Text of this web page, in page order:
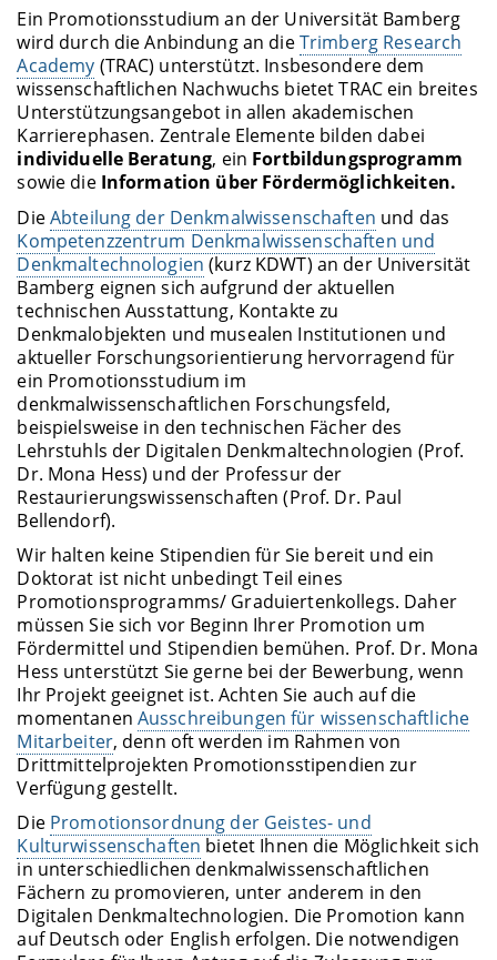
Ein Promotionsstudium an der Universität Bamberg
wird durch die Anbindung an dieTrimberg Research
Academy (TRAC) unterstützt. Insbesondere dem
wissenschaftlichen Nachwuchs bietet TRAC ein breites
Unterstützungsangebot in allen akademischen
Karrierephasen. Zentrale Elemente bilden dabei
individuelle Beratung, ein Fortbildungsprogramm
sowie die Information über Fördermöglichkeiten.
DieAbteilung der Denkmalwissenschaften und das
Kompetenzzentrum Denkmalwissenschaften und
Denkmaltechnologien (kurz KDWT) an der Universität
Bamberg eignen sich aufgrund der aktuellen
technischen Ausstattung, Kontakte zu
Denkmalobjekten und musealen Institutionen und
aktueller Forschungsorientierung hervorragend für
ein Promotionsstudium im
denkmalwissenschaftlichen Forschungsfeld,
beispielsweise in den technischen Fächer des
Lehrstuhls der Digitalen Denkmaltechnologien (Prof.
Dr. Mona Hess) und der Professur der
Restaurierungswissenschaften (Prof. Dr. Paul
Bellendorf).
Wir halten keine Stipendien für Sie bereit und ein
Doktorat ist nicht unbedingt Teil eines
Promotionsprogramms/ Graduiertenkollegs. Daher
müssen Sie sich vor Beginn Ihrer Promotion um
Fördermittel und Stipendien bemühen. Prof. Dr. Mona
Hess unterstützt Sie gerne bei der Bewerbung, wenn
Ihr Projekt geeignet ist. Achten Sie auch auf die
momentanen Ausschreibungen für wissenschaftliche
Mitarbeiter, denn oft werden im Rahmen von
Drittmittelprojekten Promotionsstipendien zur
Verfügung gestellt.
Die Promotionsordnung der Geistes- und
Kulturwissenschaften bietet Ihnen die Möglichkeit sich
in unterschiedlichen denkmalwissenschaftlichen
Fächern zu promovieren, unter anderem in den
Digitalen Denkmaltechnologien. Die Promotion kann
auf Deutsch oder English erfolgen. Die notwendigen